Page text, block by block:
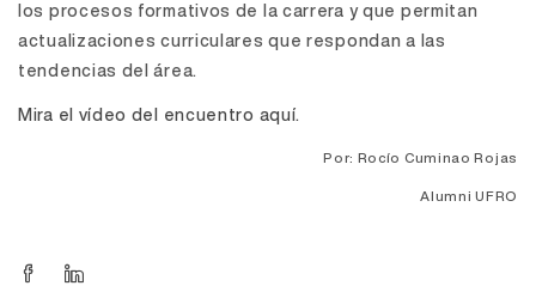
los procesos formativos de la carrera y que permitan
actualizaciones curriculares que respondan a las
tendencias del área.
Mira el vídeo del encuentro aquí.
Por: Rocío Cuminao Rojas
Alumni UFRO